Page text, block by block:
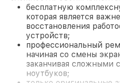
бесплатную
которая является
восстановления
устройств;
профессиональный
начиная со смены
заканчивая сложными
ноутбуков;